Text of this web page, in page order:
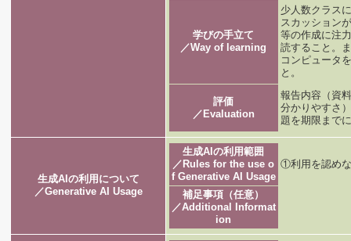
学びの手立て
／Way of learning
少人数クラス
スカッション
等の作成に注
読すること。
コンピュータ
と。
評価
／Evaluation
報告内容（資
分かりやすさ
題を期限まで
生成AIの利用について
／Generative AI Usage
生成AIの利用範囲
／Rules for the use o
f Generative AI Usage
①利用を認め
補足事項（任意）
／Additional Informat
ion